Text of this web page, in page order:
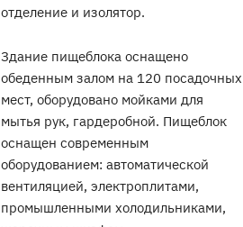
отделение и изолятор.
Здание пищеблока оснащено
обеденным залом на 120 посадочных
мест, оборудовано мойками для
мытья рук, гардеробной. Пищеблок
оснащен современным
оборудованием: автоматической
вентиляцией, электроплитами,
промышленными холодильниками,